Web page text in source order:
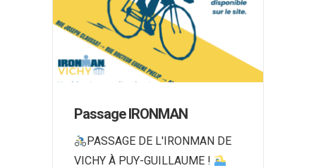
Passage IRONMAN
PASSAGE DE L'IRONMAN DE
VICHY À PUY-GUILLAUME !